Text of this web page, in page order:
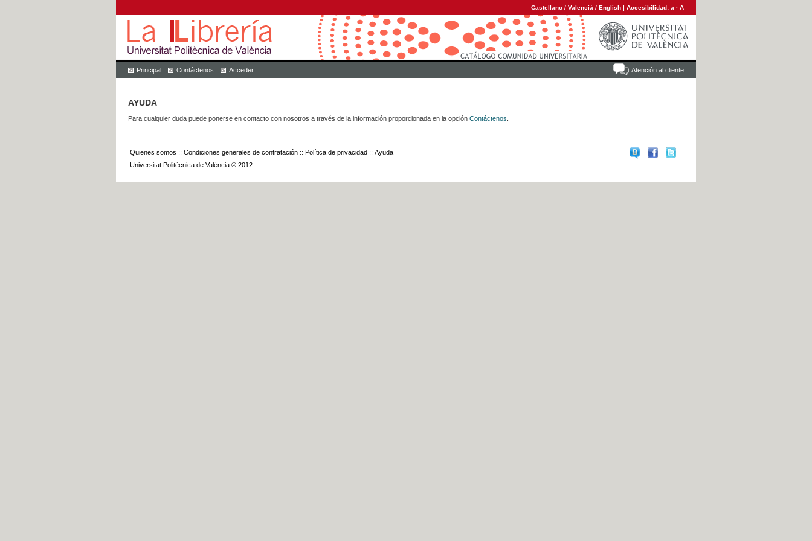
Castellano / Valencià / English | Accesibilidad: a · A
Atención al cliente
Principal Contáctenos Acceder
AYUDA
Para cualquier duda puede ponerse en contacto con nosotros a través de la información proporcionada en la opción Contáctenos
Quienes somos :: Condiciones generales de contratación :: Política de privacidad :: Ayuda
Universitat Politècnica de València © 2012